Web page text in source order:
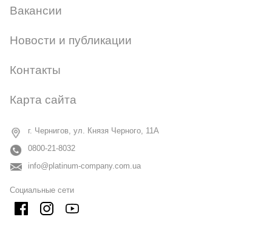
Вакансии
Новости и публикации
Контакты
Карта сайта
г. Чернигов, ул. Князя Черного, 11А
0800-21-8032
info@platinum-company.com.ua
Социальные сети